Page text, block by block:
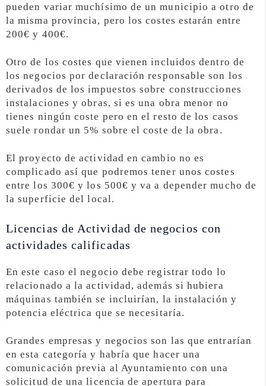
pueden variar muchísimo de un municipio a otro de
la misma provincia, pero los costes estarán entre
200€ y 400€.
Otro de los costes que vienen incluidos dentro de
los negocios por declaración responsable son los
derivados de los impuestos sobre construcciones
instalaciones y obras, si es una obra menor no
tienes ningún coste pero en el resto de los casos
suele rondar un 5% sobre el coste de la obra.
El proyecto de actividad en cambio no es
complicado así que podremos tener unos costes
entre los 300€ y los 500€ y va a depender mucho de
la superficie del local.
Licencias de Actividad de negocios con
actividades calificadas
En este caso el negocio debe registrar todo lo
relacionado a la actividad, además si hubiera
máquinas también se incluirían, la instalación y
potencia eléctrica que se necesitaría.
Grandes empresas y negocios son las que entrarían
en esta categoría y habría que hacer una
comunicación previa al Ayuntamiento con una
solicitud de una licencia de apertura para